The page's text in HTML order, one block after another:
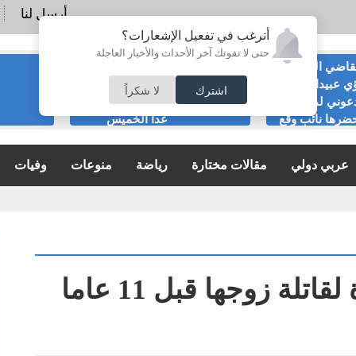
أترغب في تفعيل الإشعارات؟
حتى لا تفوتك آخر الأحداث والأخبار العاجلة
اشترك لا شكراً
أرسل لنا
السابق
عبيدات :لا
لمناسبة
نائب وقع
صحة انباء صدور
نتائج الثانوية العامة
غدا الخميس
عربي دولي مقالات مختارة رياضة منوعات وفيات
زوجها قبل 11 عاما